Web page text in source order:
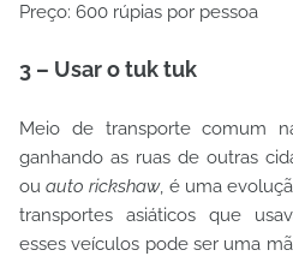
Preço: 600 rúpias por pessoa
3 – Usar o tuk tuk
Meio de transporte comum
ganhando as ruas de outras
ouauto rickshaw, é uma
transportes asiáticos que
esses veículos pode ser uma